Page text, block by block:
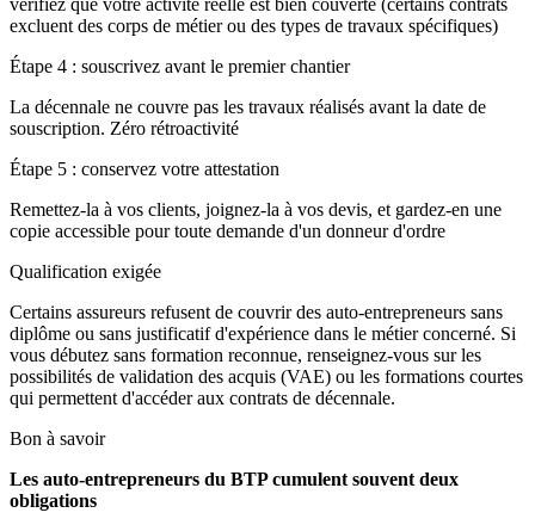
vérifiez que votre activité réelle est bien couverte (certains contrats
excluent des corps de métier ou des types de travaux spécifiques)
Étape 4 : souscrivez avant le premier chantier
La décennale ne couvre pas les travaux réalisés avant la date de
souscription. Zéro rétroactivité
Étape 5 : conservez votre attestation
Remettez-la à vos clients, joignez-la à vos devis, et gardez-en une
copie accessible pour toute demande d'un donneur d'ordre
Qualification exigée
Certains assureurs refusent de couvrir des auto-entrepreneurs sans
diplôme ou sans justificatif d'expérience dans le métier concerné. Si
vous débutez sans formation reconnue, renseignez-vous sur les
possibilités de validation des acquis (VAE) ou les formations courtes
qui permettent d'accéder aux contrats de décennale.
Bon à savoir
Les auto-entrepreneurs du BTP cumulent souvent deux
obligations